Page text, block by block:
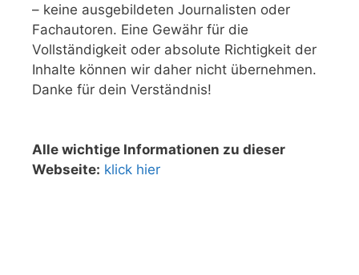
– keine ausgebildeten Journalisten oder
Fachautoren. Eine Gewähr für die
Vollständigkeit oder absolute Richtigkeit der
Inhalte können wir daher nicht übernehmen.
Danke für dein Verständnis!
Alle wichtige Informationen zu dieser
Webseite: klick hier